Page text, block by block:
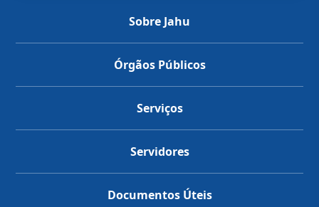
Sobre Jahu
Órgãos Públicos
Serviços
Servidores
Documentos Úteis